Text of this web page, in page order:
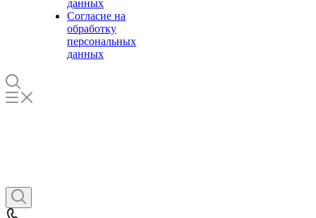
данных
Согласие на
обработку
персональных
данных